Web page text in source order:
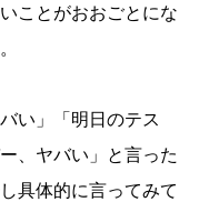
ことがおおごとにな
い」「明日のテス
、ヤバい」と言った
具体的に言ってみて